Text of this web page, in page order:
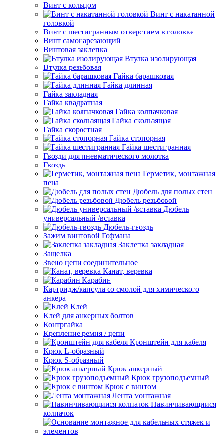
Винт с кольцом
Винт с накатанной
головкой
Винт с шестигранным отверстием в головке
Винт самонарезающий
Винтовая заклепка
Втулка изолирующая
Втулка резьбовая
Гайка барашковая
Гайка длинная
Гайка закладная
Гайка квадратная
Гайка колпачковая
Гайка скользящая
Гайка скоростная
Гайка стопорная
Гайка шестигранная
Гвозди для пневматического молотка
Гвоздь
Герметик, монтажная
пена
Дюбель для полых стен
Дюбель резьбовой
Дюбель
универсальный /вставка
Дюбель-гвоздь
Зажим винтовой Гофмана
Заклепка закладная
Защелка
Звено цепи соединительное
Канат, веревка
Карабин
Картридж/капсула со смолой для химического
анкера
Клей
Клей для анкерных болтов
Контргайка
Крепление ремня / цепи
Кронштейн для кабеля
Крюк L-образный
Крюк S-образный
Крюк анкерный
Крюк грузоподъемный
Крюк с винтом
Лента монтажная
Навинчивающийся
колпачок